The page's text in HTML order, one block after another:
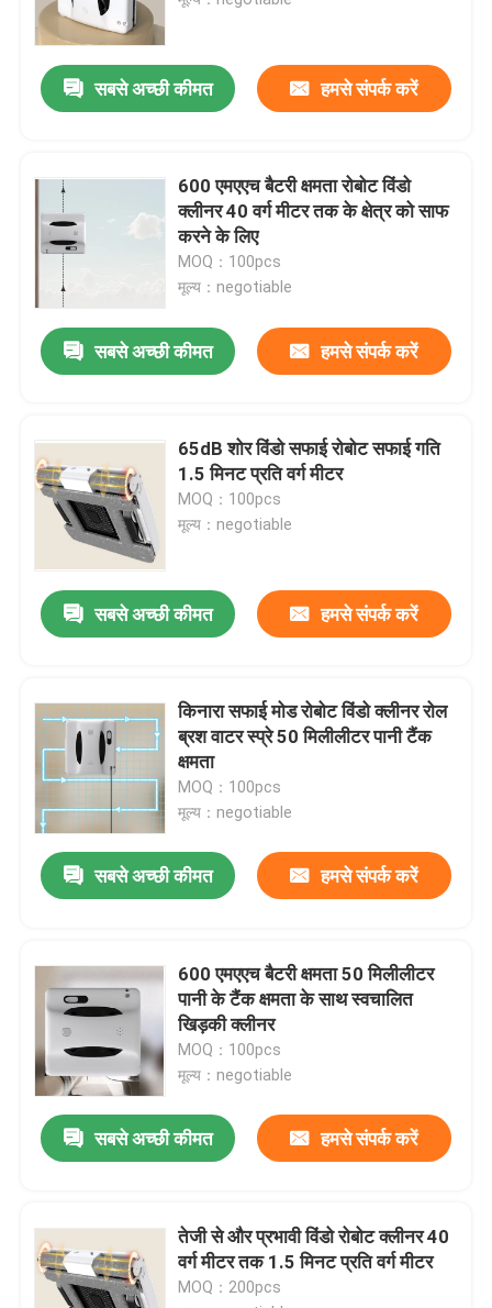
सबसे अच्छी कीमत हमसे संपर्क करें
600 एमएएच बैटरी क्षमता रोबोट विंडो
क्लीनर 40 वर्ग मीटर तक के क्षेत्र को साफ
करने के लिए
MOQ：100pcs
मूल्य：negotiable
सबसे अच्छी कीमत हमसे संपर्क करें
65dB शोर विंडो सफाई रोबोट सफाई गति
1.5 मिनट प्रति वर्ग मीटर
MOQ：100pcs
मूल्य：negotiable
सबसे अच्छी कीमत हमसे संपर्क करें
किनारा सफाई मोड रोबोट विंडो क्लीनर रोल
ब्रश वाटर स्प्रे 50 मिलीलीटर पानी टैंक
क्षमता
MOQ：100pcs
मूल्य：negotiable
सबसे अच्छी कीमत हमसे संपर्क करें
600 एमएएच बैटरी क्षमता 50 मिलीलीटर
पानी के टैंक क्षमता के साथ स्वचालित
खिड़की क्लीनर
MOQ：100pcs
मूल्य：negotiable
सबसे अच्छी कीमत हमसे संपर्क करें
तेजी से और प्रभावी विंडो रोबोट क्लीनर 40
वर्ग मीटर तक 1.5 मिनट प्रति वर्ग मीटर
MOQ：200pcs